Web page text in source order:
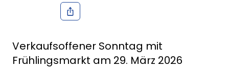
Verkaufsoffener Sonntag mit
Frühlingsmarkt am 29. März 2026